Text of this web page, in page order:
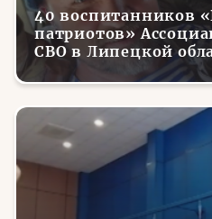
40 воспитанников
патриотов»
СВО в Липецкой
первые